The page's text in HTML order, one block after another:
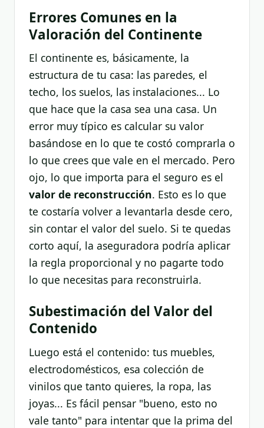
Errores Comunes en la
Valoración del Continente
El continente es, básicamente, la
estructura de tu casa: las paredes, el
techo, los suelos, las instalaciones... Lo
que hace que la casa sea una casa. Un
error muy típico es calcular su valor
basándose en lo que te costó comprarla o
lo que crees que vale en el mercado. Pero
ojo, lo que importa para el seguro es el
valor de reconstrucción. Esto es lo que
te costaría volver a levantarla desde cero,
sin contar el valor del suelo. Si te quedas
corto aquí, la aseguradora podría aplicar
la regla proporcional y no pagarte todo
lo que necesitas para reconstruirla.
Subestimación del Valor del
Contenido
Luego está el contenido: tus muebles,
electrodomésticos, esa colección de
vinilos que tanto quieres, la ropa, las
joyas... Es fácil pensar "bueno, esto no
vale tanto" para intentar que la prima del